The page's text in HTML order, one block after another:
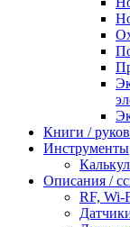
Книги /
Инструменты
Описания /
RF, Wi-